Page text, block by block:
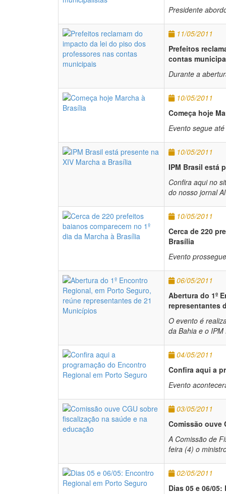
Presidente
11/05/2011
Prefeitos
contas
Durante a
10/05/2011
Começa hoje
Evento segue
10/05/2011
IPM Brasil está
Confira aqui no
do nosso jornal
10/05/2011
Cerca de 220
Brasília
Evento
06/05/2011
Abertura do 1º
representantes
O evento é
da Bahia e o IPM
04/05/2011
Confira aqui a
Evento
03/05/2011
Comissão ouve
A Comissão de
feira (4) o
02/05/2011
Dias 05 e 06/